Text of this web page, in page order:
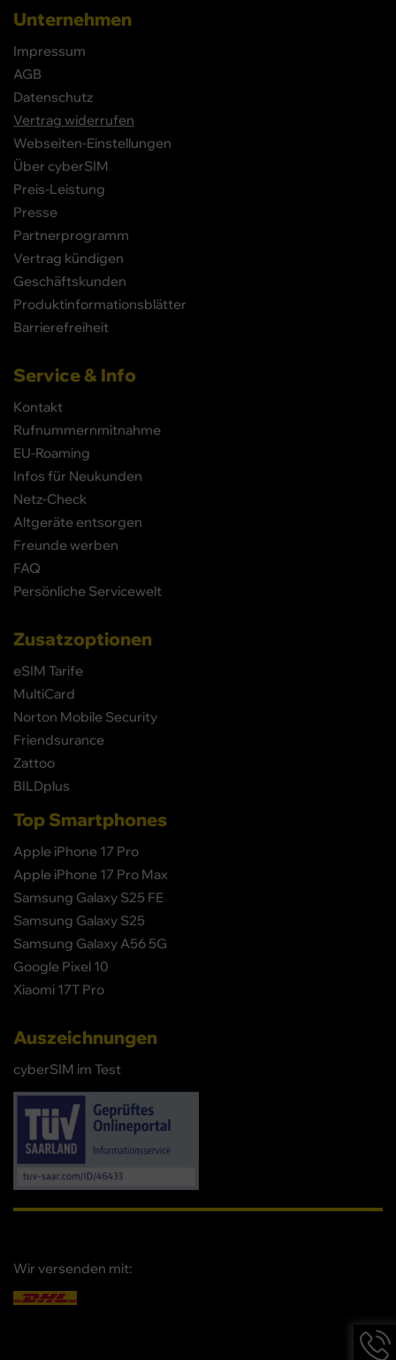
Unternehmen
Impressum
AGB
Datenschutz
Vertrag widerrufen
Webseiten-Einstellungen
Über cyberSIM
Preis-Leistung
Presse
Partnerprogramm
Vertrag kündigen
Geschäftskunden
Produktinformationsblätter
Barrierefreiheit
Service & Info
Kontakt
Rufnummernmitnahme
EU-Roaming
Infos für Neukunden
Netz-Check
Altgeräte entsorgen
Freunde werben
FAQ
Persönliche Servicewelt
Zusatzoptionen
eSIM Tarife
MultiCard
Norton Mobile Security
Friendsurance
Zattoo
BILDplus
Top Smartphones
Apple iPhone 17 Pro
Apple iPhone 17 Pro Max
Samsung Galaxy S25 FE
Samsung Galaxy S25
Samsung Galaxy A56 5G
Google Pixel 10
Xiaomi 17T Pro
Auszeichnungen
cyberSIM im Test
Wir versenden mit: